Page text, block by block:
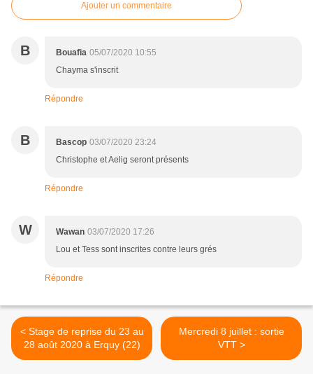
Ajouter un commentaire
B Bouafia 05/07/2020 10:55
Chayma s'inscrit
Répondre
B Bascop 03/07/2020 23:24
Christophe et Aelig seront présents
Répondre
W Wawan 03/07/2020 17:26
Lou et Tess sont inscrites contre leurs grés
Répondre
< Stage de reprise du 23 au
28 août 2020 à Erquy (22)
Mercredi 8 juillet : sortie
VTT >